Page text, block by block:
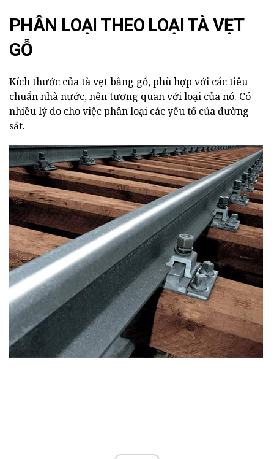
PHÂN LOẠI THEO LOẠI TÀ VẸT
GỖ
Kích thước của tà vẹt bằng gỗ, phù hợp với các tiêu
chuẩn nhà nước, nên tương quan với loại của nó. Có
nhiều lý do cho việc phân loại các yếu tố của đường
sắt.